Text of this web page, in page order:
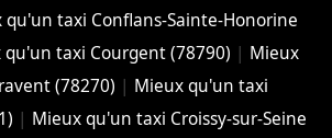
qu'un taxi Conflans-Sainte-Honorine
qu'un taxi Courgent (78790) | Mieux
(78270) | Mieux qu'un taxi
| Mieux qu'un taxi Croissy-sur-Seine